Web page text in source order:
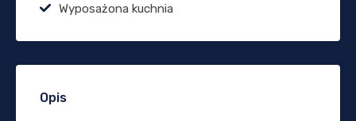
Wyposażona kuchnia
Opis